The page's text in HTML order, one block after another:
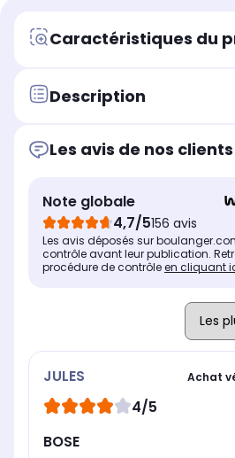
Hi-Res audio
Non
Batterie
Norme d'étanchéité
contre l'immersion
provisoire dans l'eau
jusqu'à 1m
Poignée de transport
Hi-
Non
Caractéristiques du
Description
Les avis de nos clients
Note globale
4,7/5156 avis
Les avis déposés sur
contrôle avant leur publication.
procédure de contrôleen cliquant
JULES Achat
4/5
BOSE